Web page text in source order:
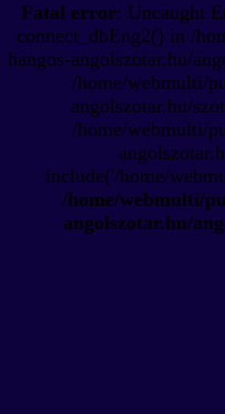
Fatal error: Uncaught
connect_dbEng2() in /
hangos-angolszotar.hu/
/home/webmulti/
angolszotar.hu/
/home/webmulti/
include('/home/
/home/webmulti/
angolszotar.hu/